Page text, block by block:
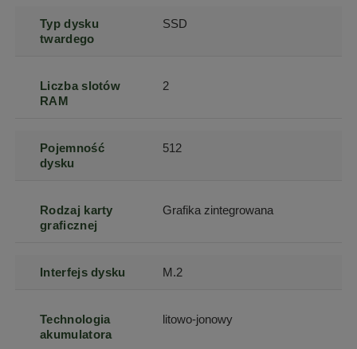
Typ dysku
twardego
SSD
Liczba slotów
RAM
2
Pojemność
dysku
512
Rodzaj karty
graficznej
Grafika zintegrowana
Interfejs dysku M.2
Technologia
akumulatora
litowo-jonowy